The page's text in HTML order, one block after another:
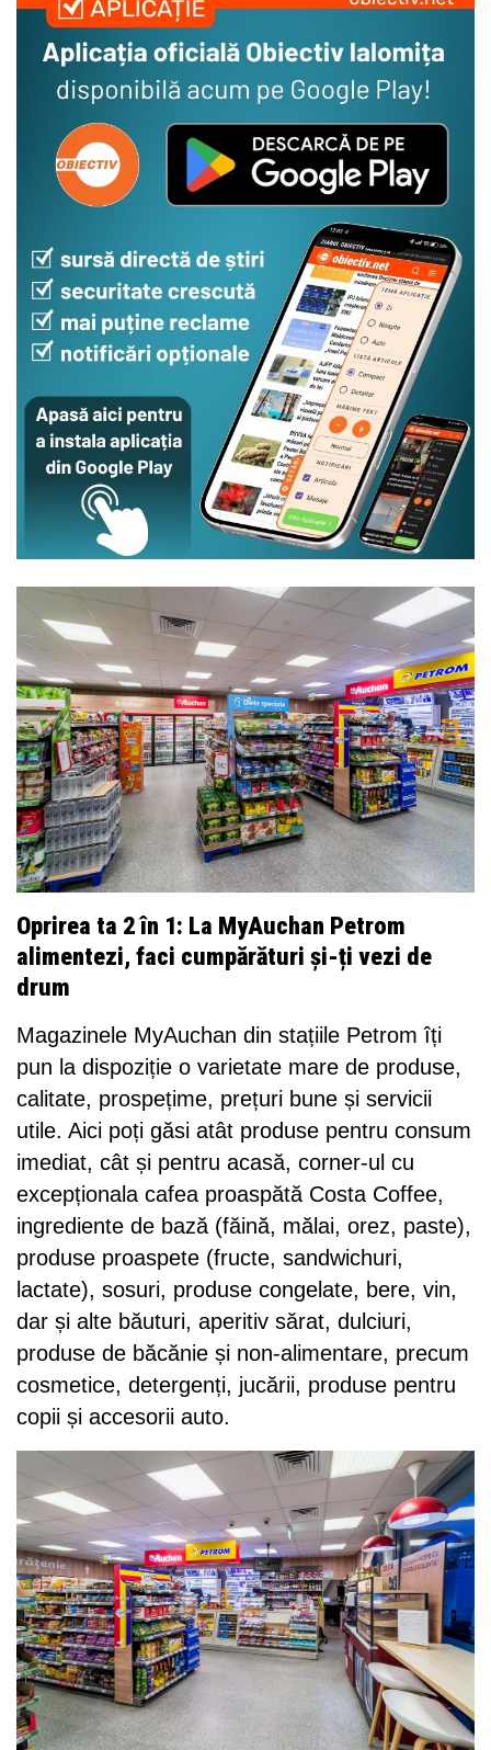
Oprirea ta 2 în 1: La MyAuchan Petrom
alimentezi, faci cumpărături și-ți vezi de
drum
Magazinele MyAuchan din stațiile Petrom îți
pun la dispoziție o varietate mare de produse,
calitate, prospețime, prețuri bune și servicii
utile. Aici poți găsi atât produse pentru consum
imediat, cât și pentru acasă, corner-ul cu
excepționala cafea proaspătă Costa Coffee,
ingrediente de bază (făină, mălai, orez, paste),
produse proaspete (fructe, sandwichuri,
lactate), sosuri, produse congelate, bere, vin,
dar și alte băuturi, aperitiv sărat, dulciuri,
produse de băcănie și non-alimentare, precum
cosmetice, detergenți, jucării, produse pentru
copii și accesorii auto.